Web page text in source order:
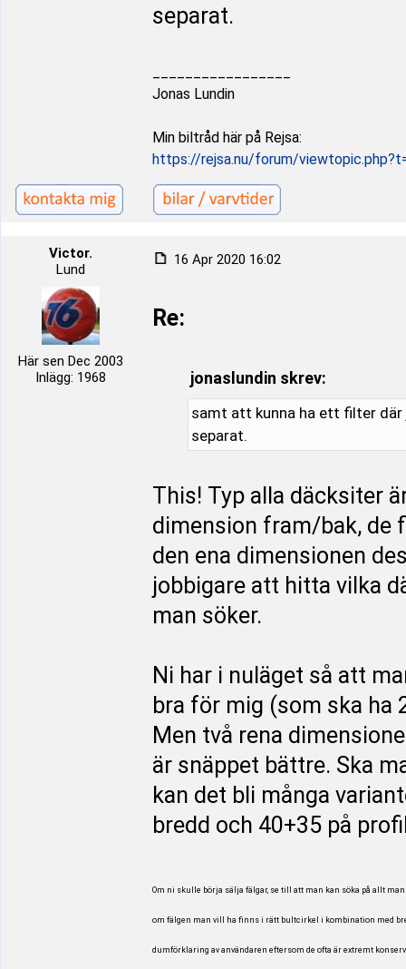
separat.
Jonas Lundin
Min biltråd här på Rejsa:
https://rejsa.nu/forum/
Victor.
Lund
Här sen Dec 2003
Inlägg: 1968
16 Apr 2020 16:02
Re:
jonaslundin skrev:
samt att kunna ha ett filter
separat.
This! Typ alla däcksiter
dimension fram/bak, de
den ena dimensionen
jobbigare att hitta vilka
man söker.
Ni har i nuläget så att
bra för mig (som ska ha
Men två rena
är snäppet bättre. Ska
kan det bli många
bredd och 40+35 på
Om ni skulle börja sälja fälgar, se till att man kan söka på allt
om fälgen man vill ha finns i rätt bultcirkel i kombination med
dumförklaring av användaren eftersom de ofta är extremt